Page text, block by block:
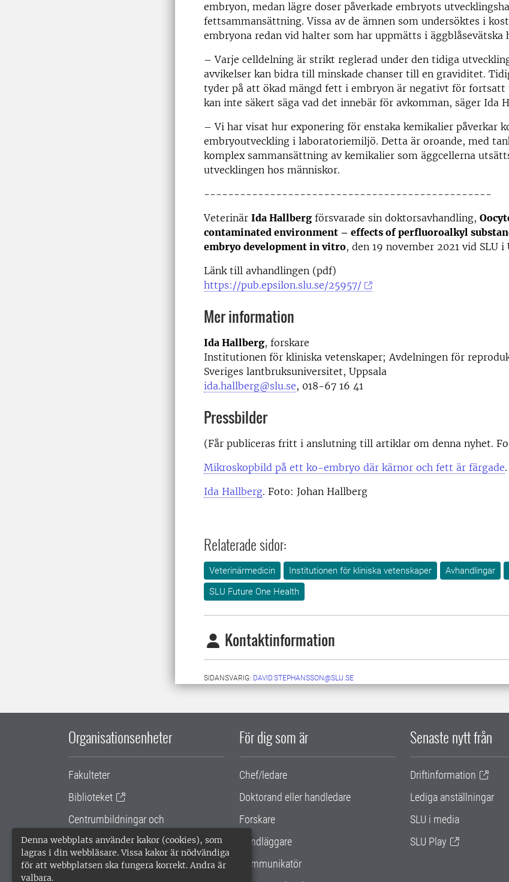
Denna webbplats använder kakor (cookies), som
lagras i din webbläsare. Vissa kakor är nödvändiga
för att webbplatsen ska fungera korrekt. Andra är
valbara.
embryon, medan lägre doser påverkade embryots
fettsammansättning. Vissa av de ämnen som undersöktes i
embryona redan vid halter som har uppmätts i äggblåsevätska
– Varje celldelning är strikt reglerad under den tidiga
avvikelser kan bidra till minskade chanser till en graviditet.
tyder på att ökad mängd fett i embryon är negativt för fortsatt
kan inte säkert säga vad det innebär för avkomman, säger Ida
– Vi har visat hur exponering för enstaka kemikalier påverkar
embryoutveckling i laboratoriemiljö. Detta är oroande, med
komplex sammansättning av kemikalier som äggcellerna
utvecklingen hos människor.
------------------------------------------------
Veterinär Ida Hallberg försvarade sin doktorsavhandling,
contaminated environment – effects of perfluoroalkyl
embryo development in vitro, den 19 november 2021 vid SLU i
Länk till avhandlingen (pdf)
https://pub.epsilon.slu.se/25957/
Mer information
Ida Hallberg, forskare
Institutionen för kliniska vetenskaper; Avdelningen för
Sveriges lantbruksuniversitet, Uppsala
ida.hallberg@slu.se, 018-67 16 41
Pressbilder
(Får publiceras fritt i anslutning till artiklar om denna nyhet.
Mikroskopbild på ett ko-embryo där kärnor och fett är färgade
Ida Hallberg. Foto: Johan Hallberg
Relaterade sidor:
Veterinärmedicin Institutionen för kliniska vetenskaper Avhandlingar
SLU Future One Health
Kontaktinformation
SIDANSVARIG: DAVID.STEPHANSSON@SLU.SE
Organisationsenheter
Fakulteter
Biblioteket
Centrumbildningar och
samarbetsprojekt
Gemensamma verksamhetsstödet
För dig som är
Chef/ledare
Doktorand eller handledare
Forskare
Handläggare
Kommunikatör
Senaste nytt från
Driftinformation
Lediga anställningar
SLU i media
SLU Play